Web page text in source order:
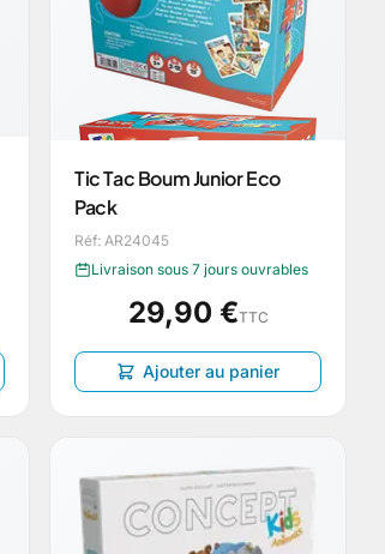
Tic Tac Boum Junior Eco
Pack
Réf: AR24045
Livraison sous 7 jours ouvrables
29,90 €TTC
Ajouter au panier